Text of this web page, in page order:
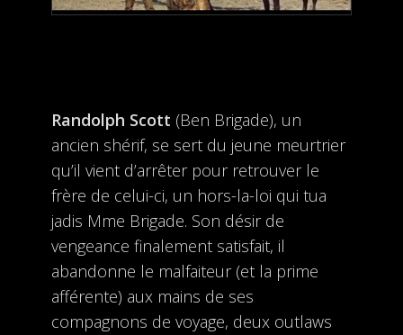
Randolph Scott (Ben Brigade), un
ancien shérif, se sert du jeune meurtrier
qu’il vient d’arrêter pour retrouver le
frère de celui-ci, un hors-la-loi qui tua
jadis Mme Brigade. Son désir de
vengeance finalement satisfait, il
abandonne le malfaiteur (et la prime
afférente) aux mains de ses
compagnons de voyage, deux outlaws